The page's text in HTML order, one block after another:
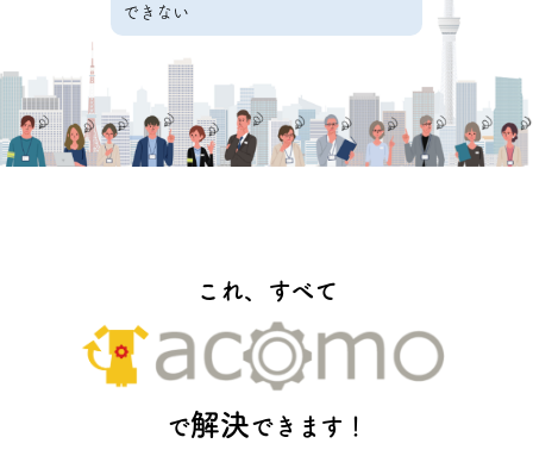
できない
これ、すべて
で解決できます！